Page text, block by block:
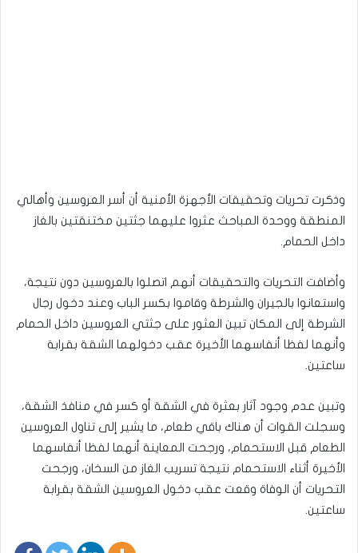
وذكرت تحريات وتحقيقات الأجهزة الأمنية أن أسر العروسين وأهالي
المنطقة ووحدة المباحث عثروا عليهما جثتين مختنقتين بالغاز
داخل الحمام.
وأضافت التحريات والتحقيقات أنهم اتصلوا بالعروسين دون نتيجة،
واستعانوا بالجيران والشرطة وقاموا بكسر الباب وعند دخول رجال
الشرطة إلى المكان تبين العثور على جثتي العروسين داخل الحمام
وأنهما لفظا أنفاسهما الأخيرة عقب دخولهما الشقة بقرابة
ساعتين.
وتبين عدم وجود آثار بعثرة في الشقة أو كسر في منافذ الشقة،
وسجلت القوات أن هناك باقي طعام، ما يشير إلى تناول العروسين
الطعام قبل الاستحمام، ورجحت المعاينة أنهما لفظا أنفاسهما
الأخيرة أثناء الاستحمام نتيجة تسريب الغاز من السخان، ورجحت
التحريات أن الوفاة وقعت عقب دخول العروسين الشقة بقرابة
ساعتين.